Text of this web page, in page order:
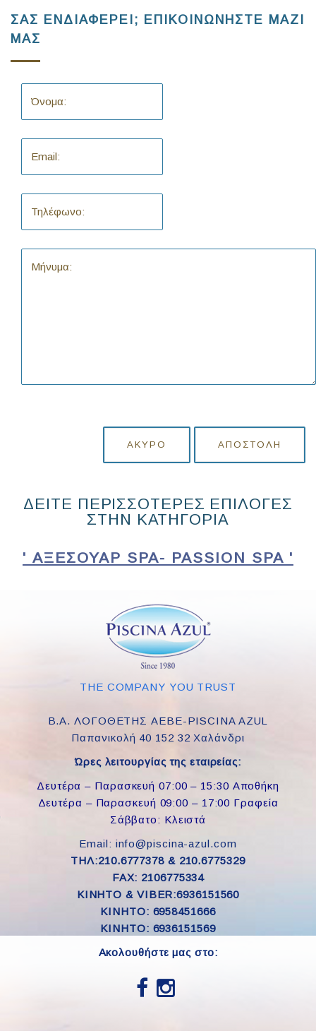
ΣΑΣ ΕΝΔΙΑΦΕΡΕΙ; ΕΠΙΚΟΙΝΩΝΗΣΤΕ ΜΑΖΙ
ΜΑΣ
ΆΚΥΡΟ ΑΠΟΣΤΟΛΉ
ΔΕΙΤΕ ΠΕΡΙΣΣΟΤΕΡΕΣ ΕΠΙΛΟΓΕΣ
ΣΤΗΝ ΚΑΤΗΓΟΡΙΑ
' ΑΞΕΣΟΥΆΡ SPA- PASSION SPA '
THE COMPANY YOU TRUST
Β.Α. ΛΟΓΟΘΕΤΗΣ ΑΕΒΕ-PISCINA AZUL
Παπανικολή 40 152 32 Χαλάνδρι
Ώρες λειτουργίας της εταιρείας:
Δευτέρα – Παρασκευή 07:00 – 15:30 Αποθήκη
Δευτέρα – Παρασκευή 09:00 – 17:00 Γραφεία
Σάββατο: Κλειστά
Email: info@piscina-azul.com
ΤΗΛ:210.6777378 & 210.6775329
FAX: 2106775334
ΚΙΝΗΤΟ & VIBER:6936151560
KINHTO: 6958451666
KINHTO: 6936151569
Ακολουθήστε μας στο: